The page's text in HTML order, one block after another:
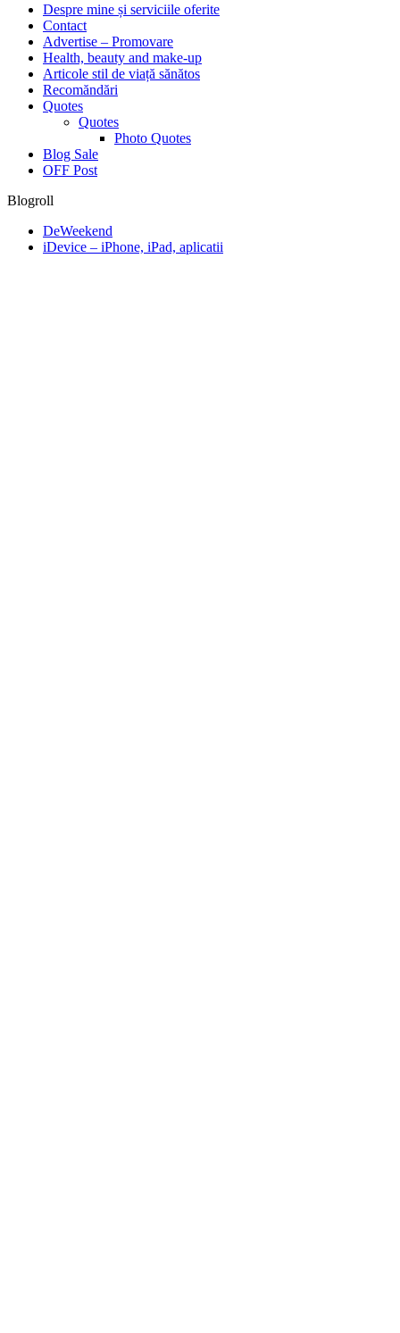
gânduriDespre mine și serviciile oferite
Contact
Advertise – Promovare
Health, beauty and make-up
Articole stil de viață sănătos
Recomăndări
Quotes
Quotes
Photo Quotes
Blog Sale
OFF Post
Blogroll
DeWeekend
iDevice – iPhone, iPad, aplicatii